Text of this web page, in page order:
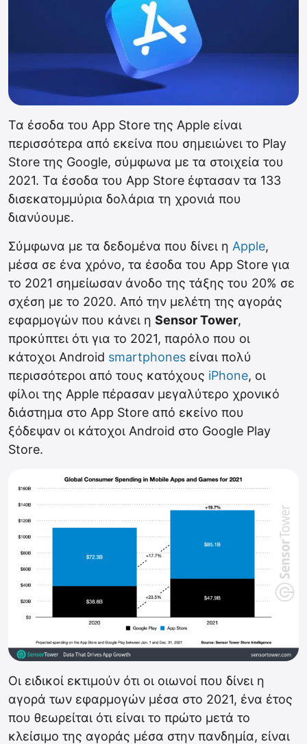
Τα έσοδα του App Store της Apple είναι
περισσότερα από εκείνα που σημειώνει το Play
Store της Google, σύμφωνα με τα στοιχεία του
2021. Τα έσοδα του App Store έφτασαν τα 133
δισεκατομμύρια δολάρια τη χρονιά που
διανύουμε.
Σύμφωνα με τα δεδομένα που δίνει η Apple,
μέσα σε ένα χρόνο, τα έσοδα του App Store για
το 2021 σημείωσαν άνοδο της τάξης του 20% σε
σχέση με το 2020. Από την μελέτη της αγοράς
εφαρμογών που κάνει η Sensor Tower,
προκύπτει ότι για το 2021, παρόλο που οι
κάτοχοι Android smartphones είναι πολύ
περισσότεροι από τους κατόχους iPhone, οι
φίλοι της Apple πέρασαν μεγαλύτερο χρονικό
διάστημα στο App Store από εκείνο που
ξόδεψαν οι κάτοχοι Android στο Google Play
Store.
Οι ειδικοί εκτιμούν ότι οι οιωνοί που δίνει η
αγορά των εφαρμογών μέσα στο 2021, ένα έτος
που θεωρείται ότι είναι το πρώτο μετά το
κλείσιμο της αγοράς μέσα στην πανδημία, είναι